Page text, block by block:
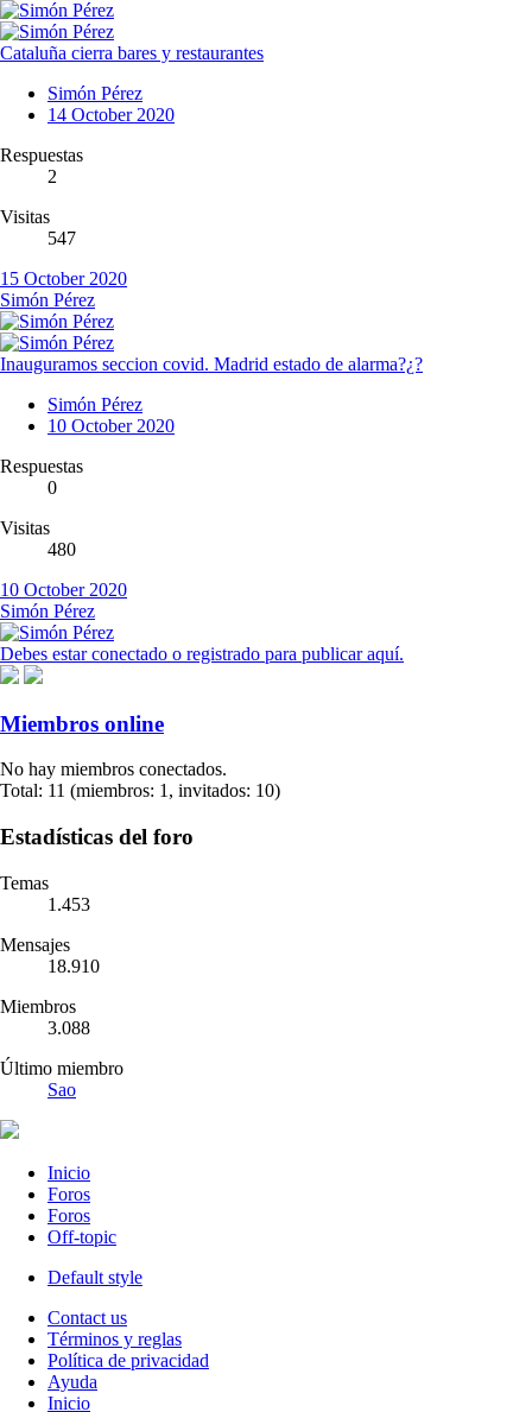
Cataluña cierra bares y restaurantes
Simón Pérez
14 October 2020
Respuestas
2
Visitas
547
15 October 2020
Simón Pérez
Inauguramos seccion covid. Madrid estado de alarma?¿?
Simón Pérez
10 October 2020
Respuestas
0
Visitas
480
10 October 2020
Simón Pérez
Debes estar conectado o registrado para publicar aquí.
Miembros online
No hay miembros conectados.
Total: 11 (miembros: 1, invitados: 10)
Estadísticas del foro
Temas
1.453
Mensajes
18.910
Miembros
3.088
Último miembro
Sao
Inicio
Foros
Foros
Off-topic
Default style
Contact us
Términos y reglas
Política de privacidad
Ayuda
Inicio